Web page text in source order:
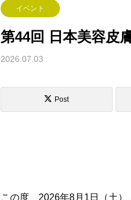
イベント
第44回 日本美容皮
2026.07.03
Post
この度、2026年8月1日（土